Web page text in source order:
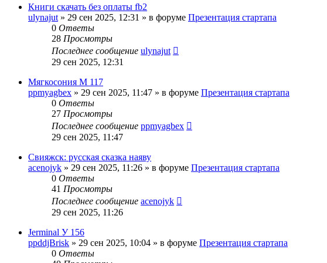
Книги скачать без оплаты fb2
ulynajut » 29 сен 2025, 12:31 » в форуме Презентация стартапа
0 Ответы
28 Просмотры
Последнее сообщение ulynajut
29 сен 2025, 12:31
Мягкосония М 117
ppmyagbex » 29 сен 2025, 11:47 » в форуме Презентация стартапа
0 Ответы
27 Просмотры
Последнее сообщение ppmyagbex
29 сен 2025, 11:47
Свияжск: русская сказка наяву
acenojyk » 29 сен 2025, 11:26 » в форуме Презентация стартапа
0 Ответы
41 Просмотры
Последнее сообщение acenojyk
29 сен 2025, 11:26
Jerminal У 156
ppddjBrisk » 29 сен 2025, 10:04 » в форуме Презентация стартапа
0 Ответы